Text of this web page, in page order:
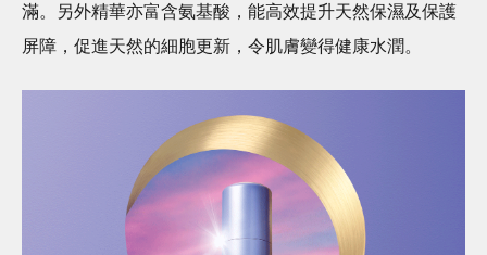
滿。另外精華亦富含氨基酸，能高效提升天然保濕及保護
屏障，促進天然的細胞更新，令肌膚變得健康水潤。